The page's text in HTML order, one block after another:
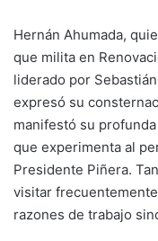
Hernán Ahumada,
que milita en
liderado por
expresó su
manifestó su
que experimenta al
Presidente Piñera.
visitar
razones de trabajo